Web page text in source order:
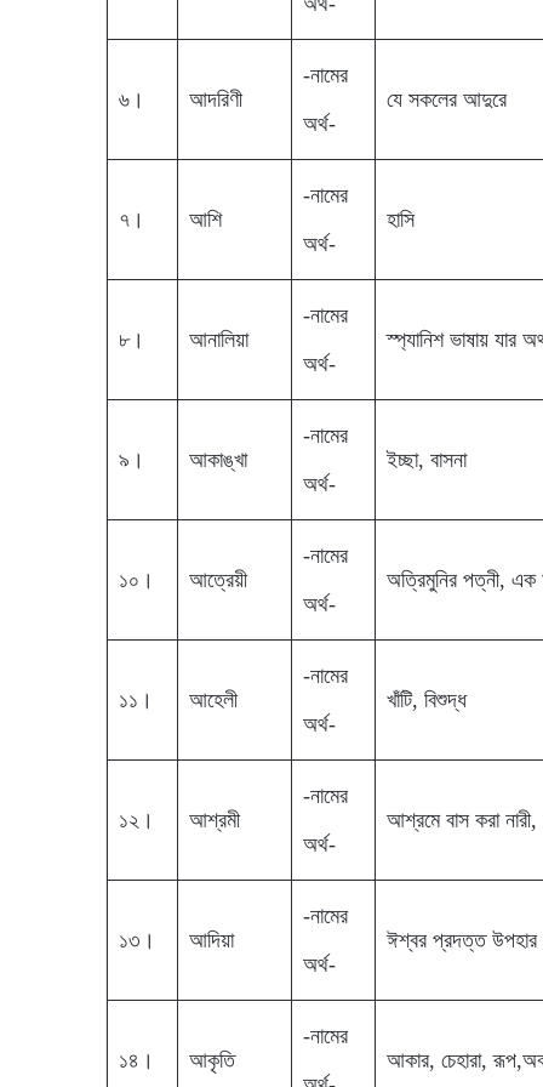
৬। আদরিণী
-নামের
অর্থ-
যে সকলের আদুরে
৭। আশি
-নামের
অর্থ-
হাসি
৮। আনালিয়া
-নামের
অর্থ-
স্প্যানিশ ভাষায় যার
৯। আকাঙ্খা
-নামের
অর্থ-
ইচ্ছা, বাসনা
১০। আত্রেয়ী
-নামের
অর্থ-
অত্রিমুনির পত্নী, এক
১১। আহেলী
-নামের
অর্থ-
খাঁটি, বিশুদ্ধ
১২। আশ্রমী
-নামের
অর্থ-
আশ্রমে বাস করা নারী,
১৩। আদিয়া
-নামের
অর্থ-
ঈশ্বর প্রদত্ত উপহার
১৪। আকৃতি
-নামের
আকার, চেহারা,